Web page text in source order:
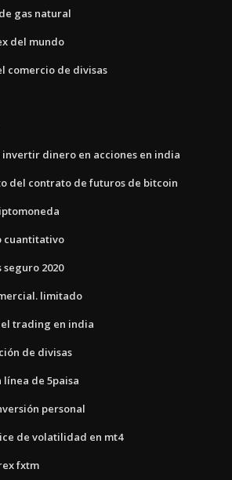
gas natural
del mundo
comercio de divisas
dinero en acciones en india
del contrato de futuros de bitcoin
cuantitativo
2020
limitado
trading en india
de divisas
línea de 5paisa
personal
de volatilidad en mt4
fxtm